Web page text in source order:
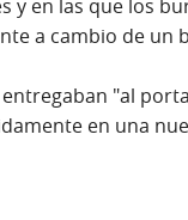
y en las que los
a cambio de un
"al
en una